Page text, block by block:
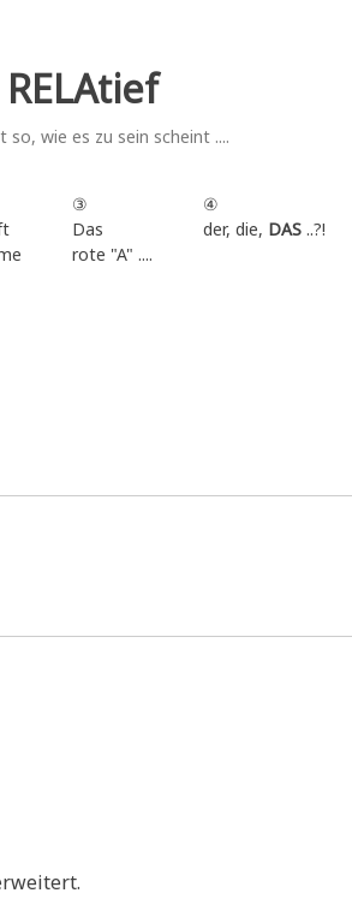
RELAtief
so, wie es zu sein scheint ....
③
Das
rote "A" ....
④
der, die, DAS..?!